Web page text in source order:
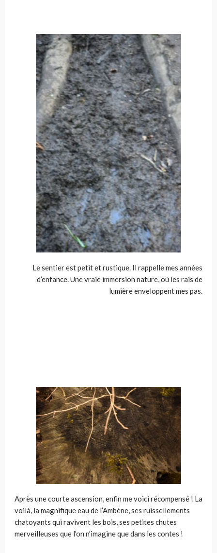
Le sentier est petit et rustique. Il rappelle mes années
d’enfance. Une vraie immersion nature, où les rais de
lumière enveloppent mes pas.
Après une courte ascension, enfin me voici récompensé ! La
voilà, la magnifique eau de l’Ambène, ses ruissellements
chatoyants qui ravivent les bois, ses petites chutes
merveilleuses que l’on n’imagine que dans les contes !